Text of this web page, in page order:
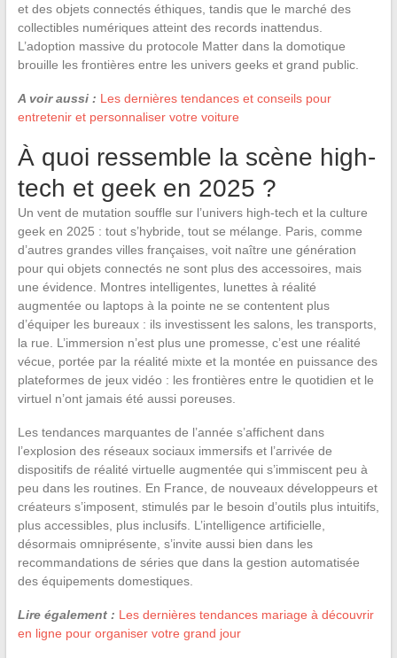
et des objets connectés éthiques, tandis que le marché des
collectibles numériques atteint des records inattendus.
L’adoption massive du protocole Matter dans la domotique
brouille les frontières entre les univers geeks et grand public.
A voir aussi : Les dernières tendances et conseils pour
entretenir et personnaliser votre voiture
À quoi ressemble la scène high-
tech et geek en 2025 ?
Un vent de mutation souffle sur l’univers high-tech et la culture
geek en 2025 : tout s’hybride, tout se mélange. Paris, comme
d’autres grandes villes françaises, voit naître une génération
pour qui objets connectés ne sont plus des accessoires, mais
une évidence. Montres intelligentes, lunettes à réalité
augmentée ou laptops à la pointe ne se contentent plus
d’équiper les bureaux : ils investissent les salons, les transports,
la rue. L’immersion n’est plus une promesse, c’est une réalité
vécue, portée par la réalité mixte et la montée en puissance des
plateformes de jeux vidéo : les frontières entre le quotidien et le
virtuel n’ont jamais été aussi poreuses.
Les tendances marquantes de l’année s’affichent dans
l’explosion des réseaux sociaux immersifs et l’arrivée de
dispositifs de réalité virtuelle augmentée qui s’immiscent peu à
peu dans les routines. En France, de nouveaux développeurs et
créateurs s’imposent, stimulés par le besoin d’outils plus intuitifs,
plus accessibles, plus inclusifs. L’intelligence artificielle,
désormais omniprésente, s’invite aussi bien dans les
recommandations de séries que dans la gestion automatisée
des équipements domestiques.
Lire également : Les dernières tendances mariage à découvrir
en ligne pour organiser votre grand jour